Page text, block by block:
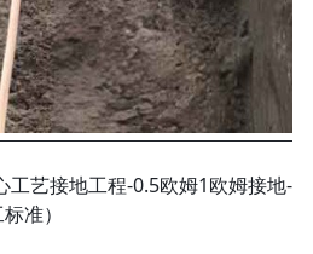
工艺接地工程-0.5欧姆1欧姆接地-
准）